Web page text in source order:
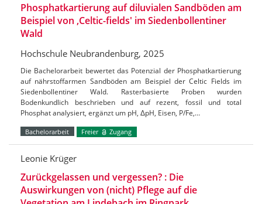
Phosphatkartierung auf diluvialen Sandböden am
Beispiel von ‚Celtic-fields' im Siedenbollentiner
Wald
Hochschule Neubrandenburg, 2025
Die Bachelorarbeit bewertet das Potenzial der Phosphatkartierung
auf nährstoffarmen Sandböden am Beispiel der Celtic Fields im
Siedenbollentiner Wald. Rasterbasierte Proben wurden
Bodenkundlich beschrieben und auf rezent, fossil und total
Phosphat analysiert, ergänzt um pH, ΔpH, Eisen, P/Fe,…
Bachelorarbeit Freier Zugang
Leonie Krüger
Zurückgelassen und vergessen? : Die
Auswirkungen von (nicht) Pflege auf die